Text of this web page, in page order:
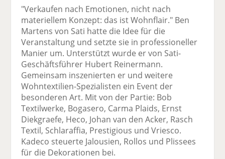
"Verkaufen nach Emotionen, nicht nach
materiellem Konzept: das ist Wohnflair." Ben
Martens von Sati hatte die Idee für die
Veranstaltung und setzte sie in professioneller
Manier um. Unterstützt wurde er von Sati-
Geschäftsführer Hubert Reinermann.
Gemeinsam inszenierten er und weitere
Wohntextilien-Spezialisten ein Event der
besonderen Art. Mit von der Partie: Bob
Textilwerke, Bogasero, Carma Plaids, Ernst
Diekgraefe, Heco, Johan van den Acker, Rasch
Textil, Schlaraffia, Prestigious und Vriesco.
Kadeco steuerte Jalousien, Rollos und Plissees
für die Dekorationen bei.